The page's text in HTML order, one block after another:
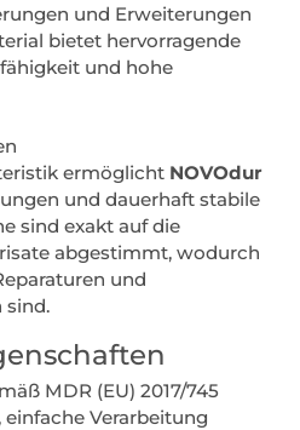
und Erweiterungen
bietet hervorragende
und hohe
ermöglicht NOVOdur
und dauerhaft stabile
sind exakt auf die
abgestimmt, wodurch
und
sind.
MDR (EU) 2017/745
Verarbeitung